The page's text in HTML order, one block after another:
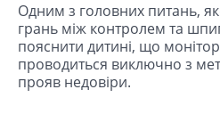
Одним з головних питань,
грань між контролем та
пояснити дитині, що
проводиться виключно з
прояв недовіри.